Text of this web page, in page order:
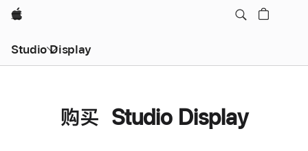
Apple
Studio Display
购买 Studio Display